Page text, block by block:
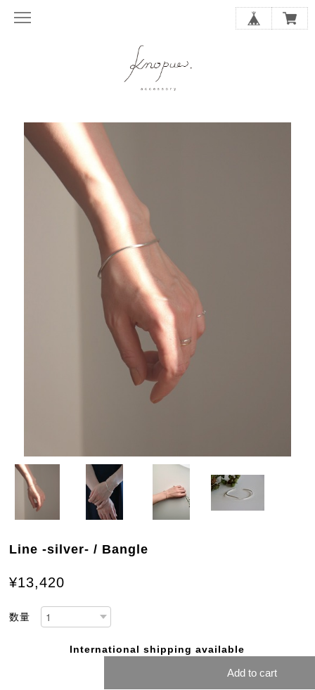
Line -silver- / Bangle
¥13,420
数量
International shipping available
Add to cart